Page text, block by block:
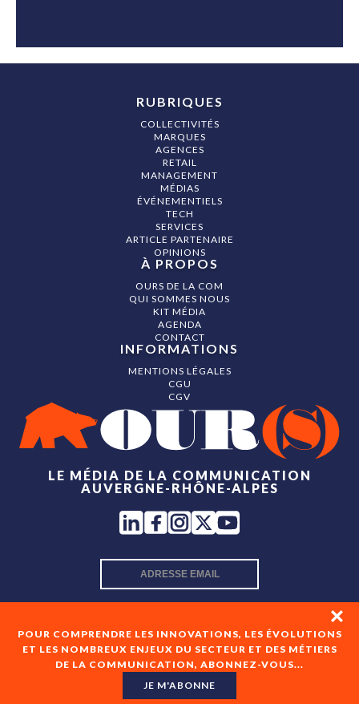
POUR COMPRENDRE LES INNOVATIONS, LES ÉVOLUTIONS
ET LES NOMBREUX ENJEUX DU SECTEUR ET DES MÉTIERS
DE LA COMMUNICATION, ABONNEZ-VOUS...
JE M'ABONNE
LE MÉDIA DE LA COMMUNICATION
AUVERGNE-RHÔNE-ALPES
En cochant cette case, je consens à recevoir les newsletters
RUBRIQUES
COLLECTIVITÉS
MARQUES
AGENCES
RETAIL
MANAGEMENT
MÉDIAS
ÉVÉNEMENTIELS
TECH
SERVICES
ARTICLE PARTENAIRE
OPINIONS
À PROPOS
OURS DE LA COM
QUI SOMMES NOUS
KIT MÉDIA
AGENDA
CONTACT
INFORMATIONS
MENTIONS LÉGALES
CGU
CGV